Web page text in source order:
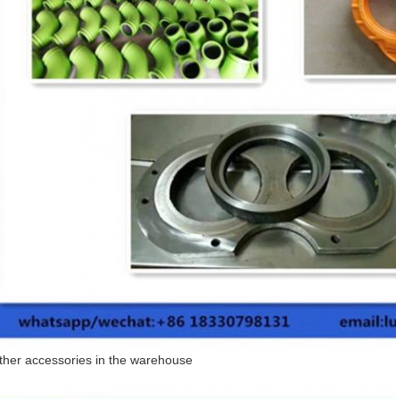
accessories in the warehouse